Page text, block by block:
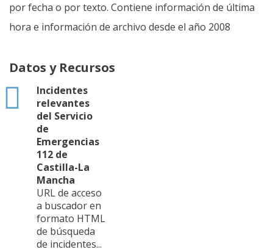
por fecha o por texto. Contiene información de última
hora e información de archivo desde el año 2008
Datos y Recursos
Incidentes
relevantes
del Servicio
de
Emergencias
112 de
Castilla-La
Mancha
html
URL de acceso
a buscador en
formato HTML
de búsqueda
de incidentes...